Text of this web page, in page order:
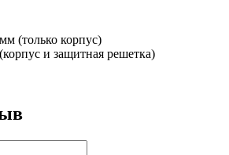
(только корпус)
и защитная решетка)